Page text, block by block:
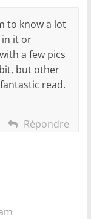
to know a lot
in it or
a few pics
but other
read.
Répondre